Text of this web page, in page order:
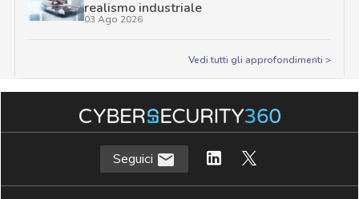
realismo industriale
03 Ago 2026
Vedi tutti gli approfondimenti >
Seguici